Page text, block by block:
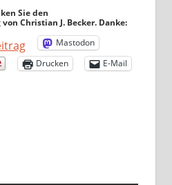
Sie den
Christian J. Becker. Danke:
Mastodon
Drucken E-Mail